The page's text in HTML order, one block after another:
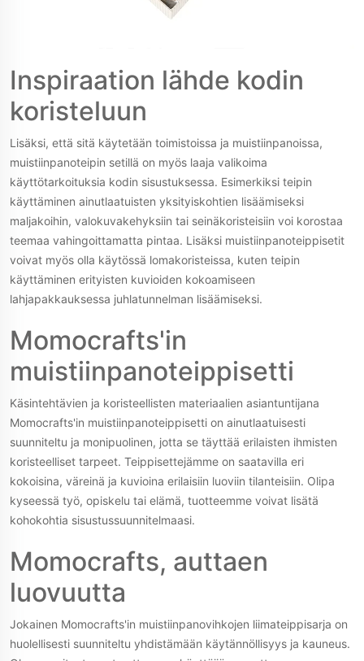
Inspiraation lähde kodin
koristeluun
Lisäksi, että sitä käytetään toimistoissa ja muistiinpanoissa,
muistiinpanoteipin setillä on myös laaja valikoima
käyttötarkoituksia kodin sisustuksessa. Esimerkiksi teipin
käyttäminen ainutlaatuisten yksityiskohtien lisäämiseksi
maljakoihin, valokuvakehyksiin tai seinäkoristeisiin voi korostaa
teemaa vahingoittamatta pintaa. Lisäksi muistiinpanoteippisetit
voivat myös olla käytössä lomakoristeissa, kuten teipin
käyttäminen erityisten kuvioiden kokoamiseen
lahjapakkauksessa juhlatunnelman lisäämiseksi.
Momocrafts'in
muistiinpanoteippisetti
Käsintehtävien ja koristeellisten materiaalien asiantuntijana
Momocrafts'in muistiinpanoteippisetti on ainutlaatuisesti
suunniteltu ja monipuolinen, jotta se täyttää erilaisten ihmisten
koristeelliset tarpeet. Teippisettejämme on saatavilla eri
kokoisina, väreinä ja kuvioina erilaisiin luoviin tilanteisiin. Olipa
kyseessä työ, opiskelu tai elämä, tuotteemme voivat lisätä
kohokohtia sisustussuunnitelmaasi.
Momocrafts, auttaen
luovuutta
Jokainen Momocrafts'in muistiinpanovihkojen liimateippisarja on
huolellisesti suunniteltu yhdistämään käytännöllisyys ja kauneus.